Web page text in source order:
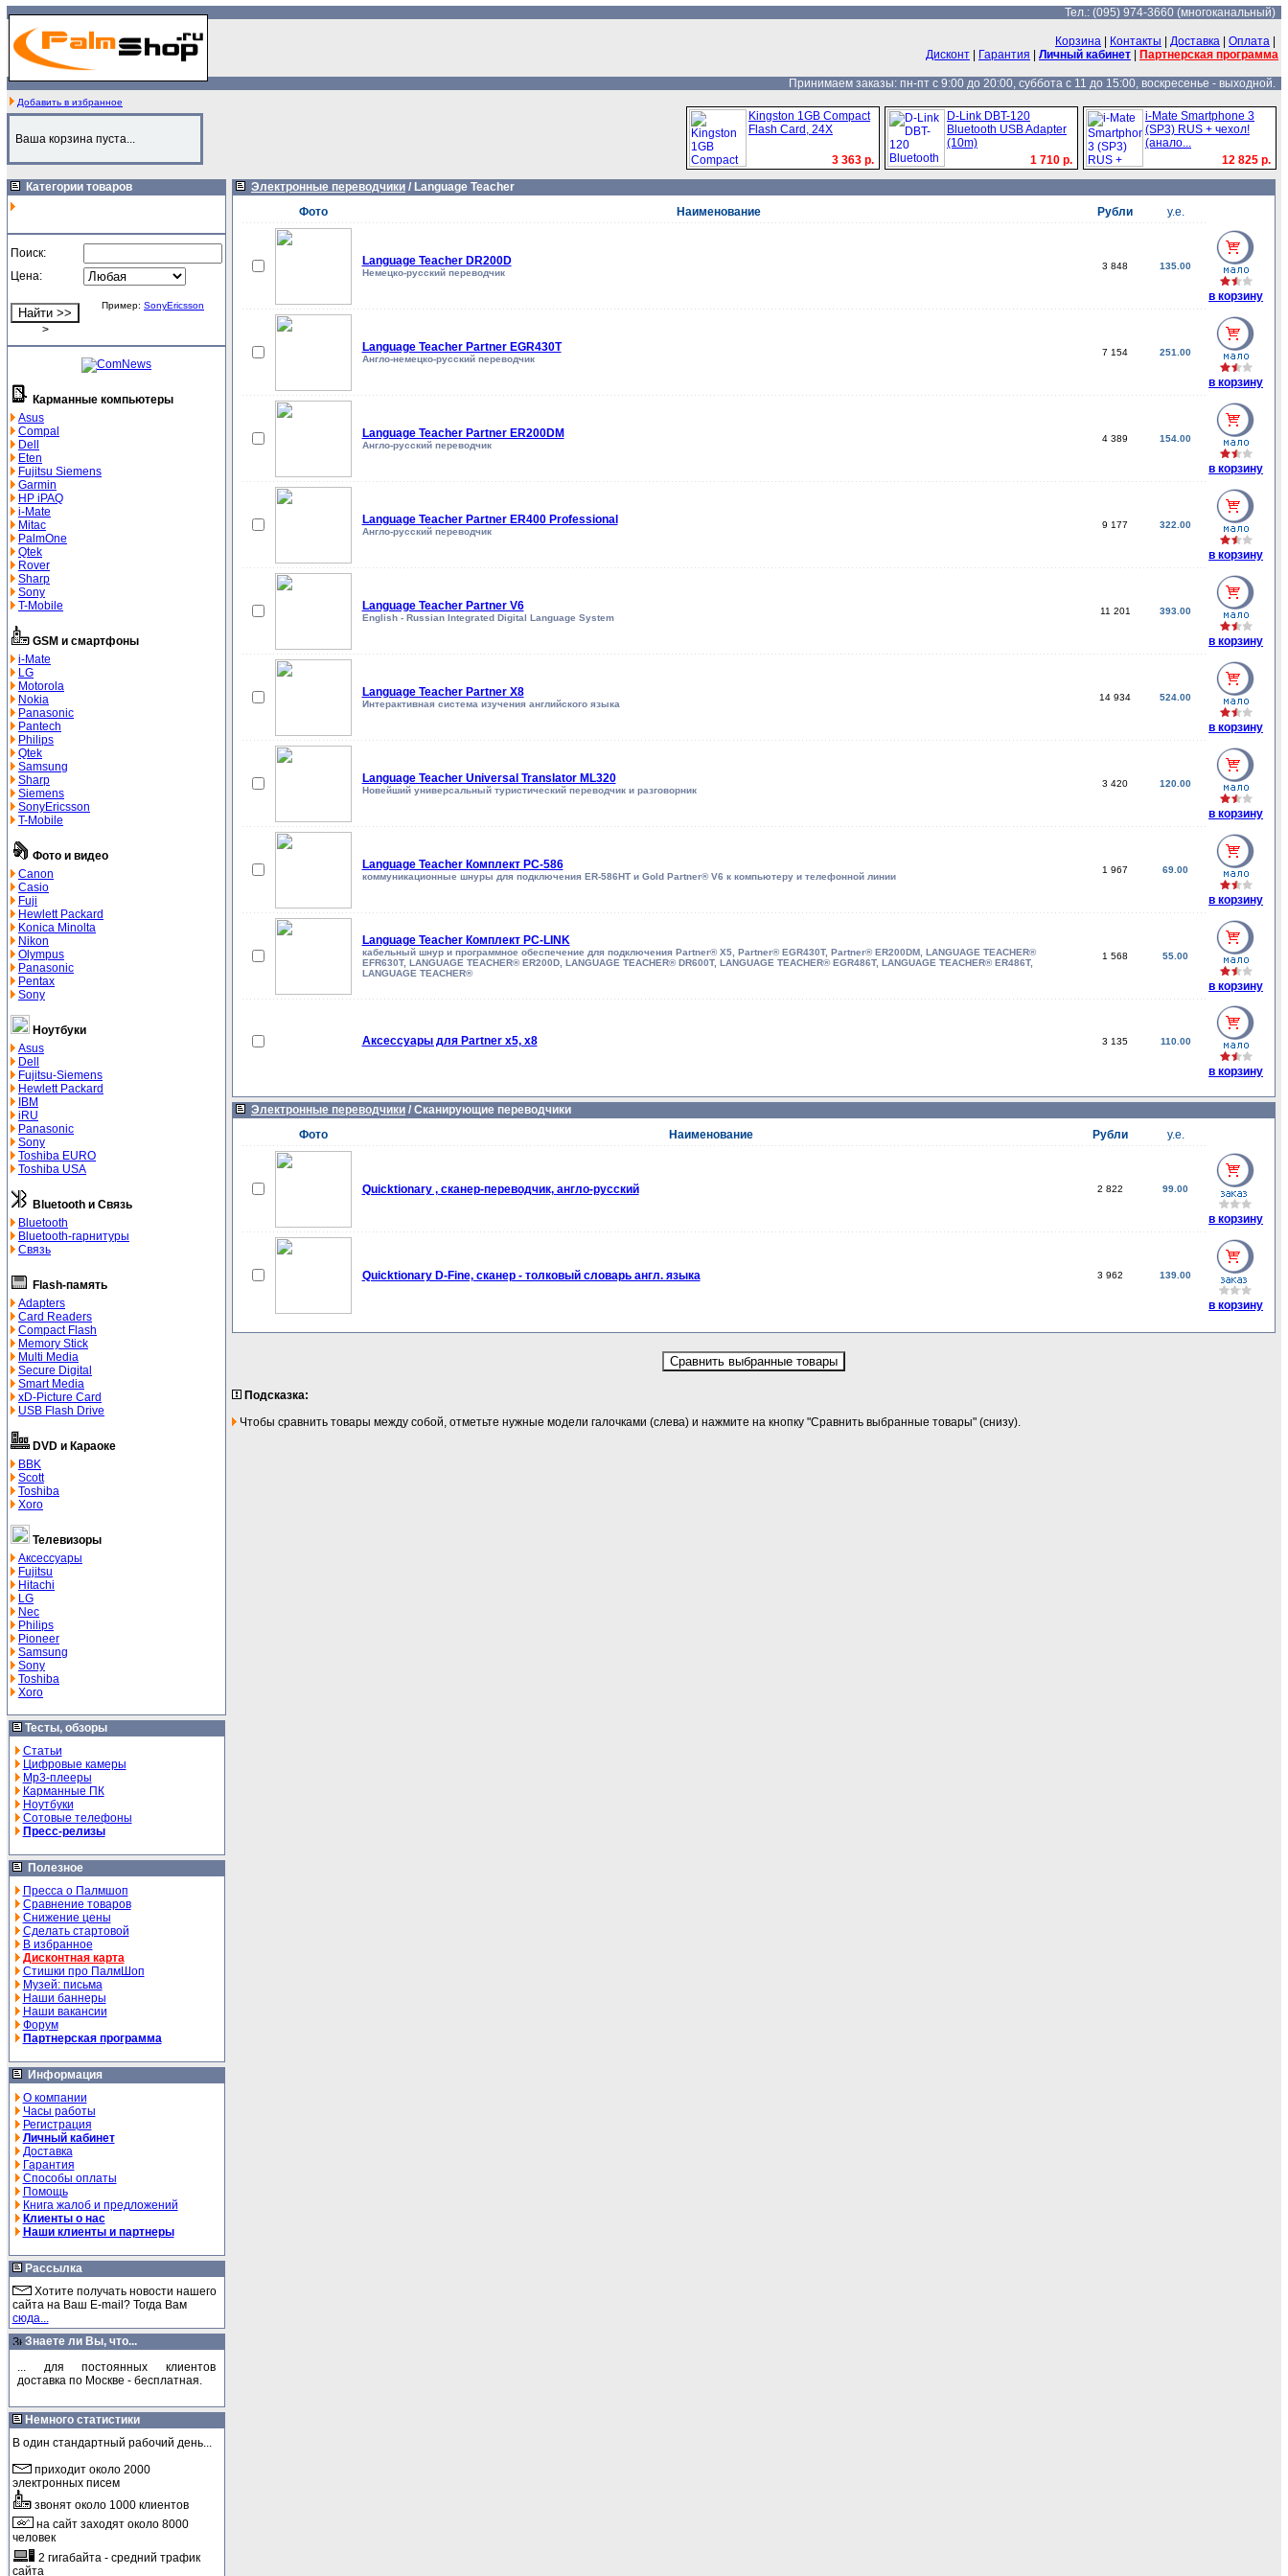
Тел.: (095) 974-3660 (многоканальный)
Корзина Контакты Доставка Оплата
Дисконт
Гарантия Личный кабинет Партнерская программа
Принимаем заказы: пн-пт с 9:00 до 20:00, суббота с 11 до 15:00, воскресенье - выходной.
Добавить в избранное
Ваша корзина пуста...
Категории товаров
Поиск:
Цена:
>
Пример: SonyEricsson
Карманные компьютеры
Asus
Compal
Dell
Eten
Fujitsu Siemens
Garmin
HP iPAQ
i-Mate
Mitac
PalmOne
Qtek
Rover
Sharp
Sony
T-Mobile
GSM и смартфоны
i-Mate
LG
Motorola
Nokia
Panasonic
Pantech
Philips
Qtek
Samsung
Sharp
Siemens
SonyEricsson
T-Mobile
Фото и видео
Canon
Casio
Fuji
Hewlett Packard
Konica Minolta
Nikon
Olympus
Panasonic
Pentax
Sony
Ноутбуки
Asus
Dell
Fujitsu-Siemens
Hewlett Packard
IBM
iRU
Panasonic
Sony
Toshiba EURO
Toshiba USA
Bluetooth и Связь
Bluetooth
Bluetooth-гарнитуры
Связь
Flash-память
Adapters
Card Readers
Compact Flash
Memory Stick
Multi Media
Secure Digital
Smart Media
xD-Picture Card
USB Flash Drive
DVD и Караоке
BBK
Scott
Toshiba
Xoro
Телевизоры
Аксессуары
Fujitsu
Hitachi
LG
Nec
Philips
Pioneer
Samsung
Sony
Toshiba
Xoro
Тесты, обзоры
Статьи
Цифровые камеры
Mp3-плееры
Карманные ПК
Ноутбуки
Сотовые телефоны
Пресс-релизы
Полезное
Пресса о Палмшоп
Сравнение товаров
Снижение цены
Сделать стартовой
В избранное
Дисконтная карта
Стишки про ПалмШоп
Музей: письма
Наши баннеры
Наши вакансии
Форум
Партнерская программа
Информация
О компании
Часы работы
Регистрация
Личный кабинет
Доставка
Гарантия
Способы оплаты
Помощь
Книга жалоб и предложений
Клиенты о нас
Наши клиенты и партнеры
Рассылка
Хотите получать новости нашего
сайта на Ваш E-mail? Тогда Вам
сюда...
Знаете ли Вы, что...
... для постоянных клиентов
доставка по Москве - бесплатная.
Немного статистики
В один стандартный рабочий день...
приходит около 2000
электронных писем
звонят около 1000 клиентов
на сайт заходят около 8000
человек
2 гигабайта - средний трафик
сайта
Kingston 1GB Compact
Flash Card, 24X
3 363 р.
D-Link DBT-120
Bluetooth USB Adapter
(10m)
1 710 р.
i-Mate Smartphone 3
(SP3) RUS + чехол!
(анало...
12 825 р.
Электронные переводчики / Language Teacher
Фото
Наименование Рубли у.е.
Language Teacher DR200D
Немецко-русский переводчик
3 848 135.00
в корзину
Language Teacher Partner EGR430T
Англо-немецко-русский переводчик
7 154 251.00
в корзину
Language Teacher Partner ER200DM
Англо-русский переводчик
4 389 154.00
в корзину
Language Teacher Partner ER400 Professional
Англо-русский переводчик
9 177 322.00
в корзину
Language Teacher Partner V6
English - Russian Integrated Digital Language System
11 201 393.00
в корзину
Language Teacher Partner X8
Интерактивная система изучения английского языка
14 934 524.00
в корзину
Language Teacher Universal Translator ML320
Новейший универсальный туристический переводчик и разговорник
3 420 120.00
в корзину
Language Teacher Комплект PC-586
коммуникационные шнуры для подключения ER-586HT и Gold Partner® V6 к компьютеру и телефонной линии
1 967 69.00
в корзину
Language Teacher Комплект PC-LINK
кабельный шнур и программное обеспечение для подключения Partner® X5, Partner® EGR430T, Partner® ER200DM, LANGUAGE TEACHER®
EFR630T, LANGUAGE TEACHER® ER200D, LANGUAGE TEACHER® DR600T, LANGUAGE TEACHER® EGR486T, LANGUAGE TEACHER® ER486T,
LANGUAGE TEACHER®
1 568 55.00
в корзину
Аксессуары для Partner x5, x8 3 135 110.00
в корзину
Электронные переводчики / Сканирующие переводчики
Фото
Наименование Рубли у.е.
Quicktionary , сканер-переводчик, англо-русский 2 822 99.00
в корзину
Quicktionary D-Fine, сканер - толковый словарь англ. языка 3 962 139.00
в корзину
Подсказка:
Чтобы сравнить товары между собой, отметьте нужные модели галочками (слева) и нажмите на кнопку "Сравнить выбранные товары" (снизу).